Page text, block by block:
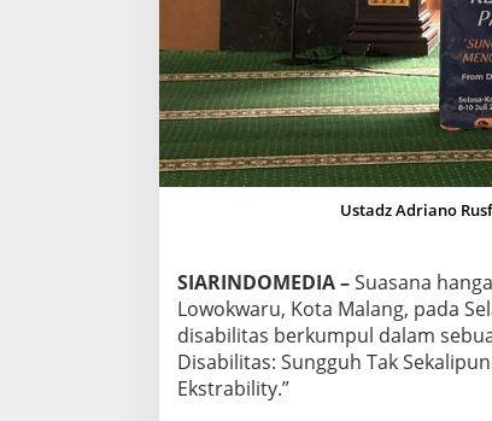
U
N
T
U
H
A
N
M
E
I
P
T
A
K
Ustadz Adriano
SIARINDOMEDIA –Suasana
Lowokwaru, Kota Malang, pada
disabilitas berkumpul dalam
Disabilitas: Sungguh Tak
Ekstrability.”